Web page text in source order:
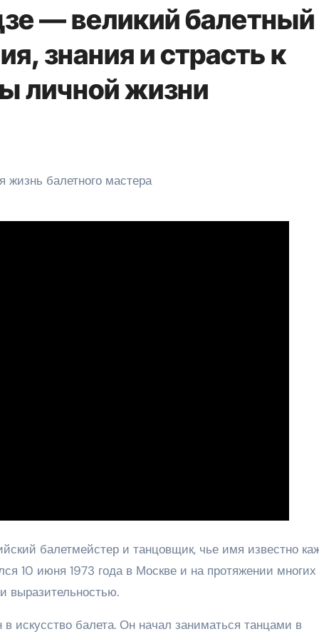
— великий балетный
знания и страсть к
личной жизни
балетмейстер и танцовщик, чье имя известно
10 июня 1973 года в Москве и на протяжении многих
выразительностью.
искусство балета. Он начал заниматься танцами в